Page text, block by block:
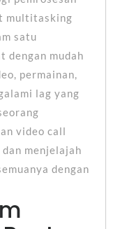
multitasking
satu
dengan mudah
permainan,
lag yang
video call
menjelajah
dengan